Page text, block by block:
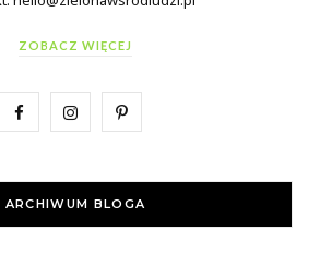
ZOBACZ WIĘCEJ
F
e
I
t
P
t
ARCHIWUM BLOGA